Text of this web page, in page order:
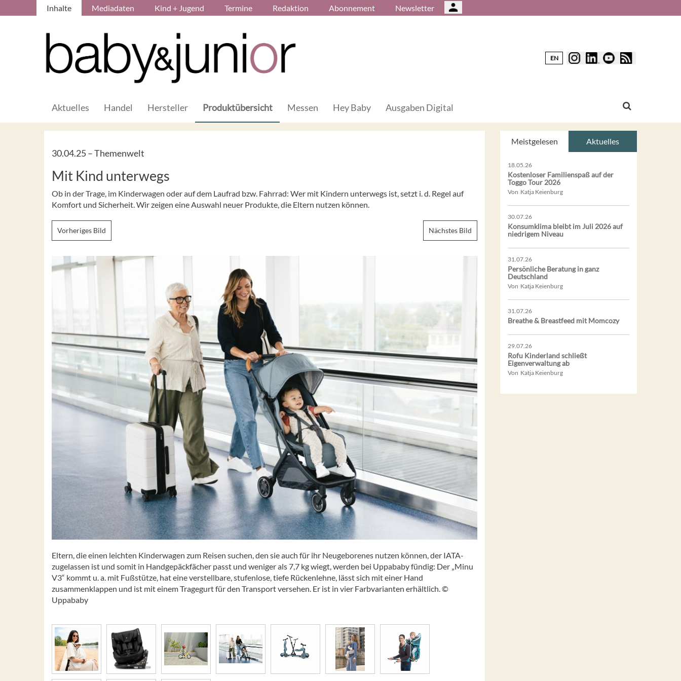
Inhalte Mediadaten Kind + Jugend Termine Redaktion Abonnement Newsletter
EN
Aktuelles Handel Hersteller Produktübersicht Messen Hey Baby Ausgaben Digital
30.04.25 –Themenwelt
Mit Kind unterwegs
Ob in der Trage, im Kinderwagen oder auf dem Laufrad bzw. Fahrrad: Wer mit Kindern unterwegs ist, setzt i. d. Regel auf
Komfort und Sicherheit. Wir zeigen eine Auswahl neuer Produkte, die Eltern nutzen können.
Vorheriges Bild Nächstes Bild
Eltern, die einen leichten Kinderwagen zum Reisen suchen, den sie auch für ihr Neugeborenes nutzen können, der IATA-
zugelassen ist und somit in Handgepäckfächer passt und weniger als 7,7 kg wiegt, werden bei Uppababy fündig: Der „Minu
V3“ kommt u. a. mit Fußstütze, hat eine verstellbare, stufenlose, tiefe Rückenlehne, lässt sich mit einer Hand
zusammenklappen und ist mit einem Tragegurt für den Transport versehen. Er ist in vier Farbvarianten erhältlich. ©
Uppababy
Meistgelesen Aktuelles
18.05.26
Kostenloser Familienspaß auf der
Toggo Tour 2026
Von Katja Keienburg
30.07.26
Konsumklima bleibt im Juli 2026 auf
niedrigem Niveau
31.07.26
Persönliche Beratung in ganz
Deutschland
Von Katja Keienburg
31.07.26
Breathe & Breastfeed mit Momcozy
29.07.26
Rofu Kinderland schließt
Eigenverwaltung ab
Von Katja Keienburg